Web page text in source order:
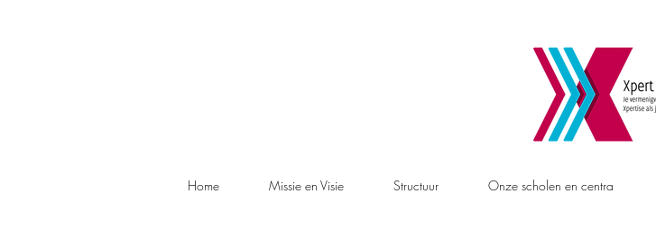
Home Missie en Visie Structuur Onze scholen en centra